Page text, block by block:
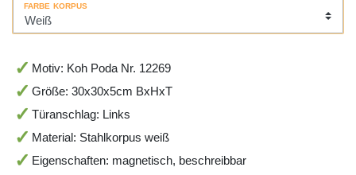
FARBE KORPUS
Motiv: Koh Poda Nr. 12269
Größe: 30x30x5cm BxHxT
Türanschlag: Links
Material: Stahlkorpus weiß
Eigenschaften: magnetisch, beschreibbar